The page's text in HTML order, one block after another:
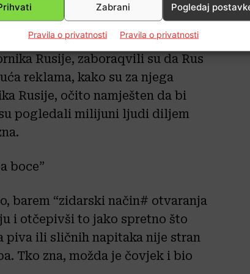
Zabrani Pogledaj
Pravila o privatnosti Pravila o privatnosti
spomenutog svjetskog
mrežama.
Rusije, zaboraqvili su da Rus
reklama, kako su za njega
Rusije, očito namješten da bi
pogledali milijuni ljudi diljem
boce”
barem “zidarski način# otvaranja
i otčepivši to jako spretno što
piva ili sličnih napitaka nije stran
Tko zna, možda je čovjek i bio